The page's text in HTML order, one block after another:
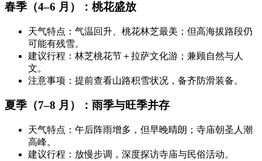
春季（4–6 月）：桃花盛放
天气特点：气温回升、桃花林芝最美；但高海拔路段仍
可能有残雪。
建议行程：林芝桃花节＋拉萨文化游；兼顾自然与人
文。
注意事项：提前查看山路积雪状况，备齐防滑装备。
夏季（7–8 月）：雨季与旺季并存
天气特点：午后阵雨增多，但早晚晴朗；寺庙朝圣人潮
高峰。
建议行程：放慢步调，深度探访寺庙与民俗活动。